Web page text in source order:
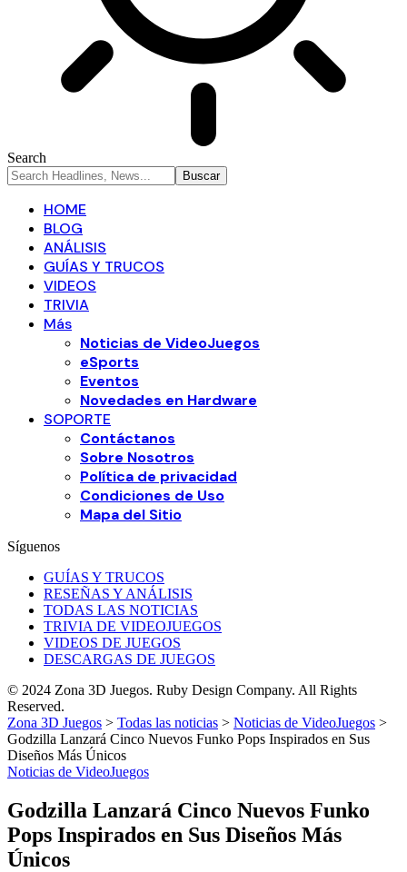
Search
HOME
BLOG
ANÁLISIS
GUÍAS Y TRUCOS
VIDEOS
TRIVIA
Más
Noticias de VideoJuegos
eSports
Eventos
Novedades en Hardware
SOPORTE
Contáctanos
Sobre Nosotros
Política de privacidad
Condiciones de Uso
Mapa del Sitio
Síguenos
GUÍAS Y TRUCOS
RESEÑAS Y ANÁLISIS
TODAS LAS NOTICIAS
TRIVIA DE VIDEOJUEGOS
VIDEOS DE JUEGOS
DESCARGAS DE JUEGOS
© 2024 Zona 3D Juegos. Ruby Design Company. All Rights
Reserved.
Zona 3D Juegos > Todas las noticias > Noticias de VideoJuegos >
Godzilla Lanzará Cinco Nuevos Funko Pops Inspirados en Sus
Diseños Más Únicos
Noticias de VideoJuegos
Godzilla Lanzará Cinco Nuevos Funko
Pops Inspirados en Sus Diseños Más
Únicos